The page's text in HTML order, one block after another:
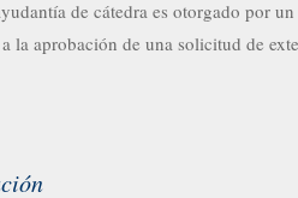
de cátedra es otorgado por
la aprobación de una solicitud de